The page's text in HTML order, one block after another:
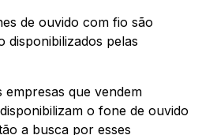
de ouvido com fio são
disponibilizados pelas
empresas que vendem
o fone de ouvido
a busca por esses